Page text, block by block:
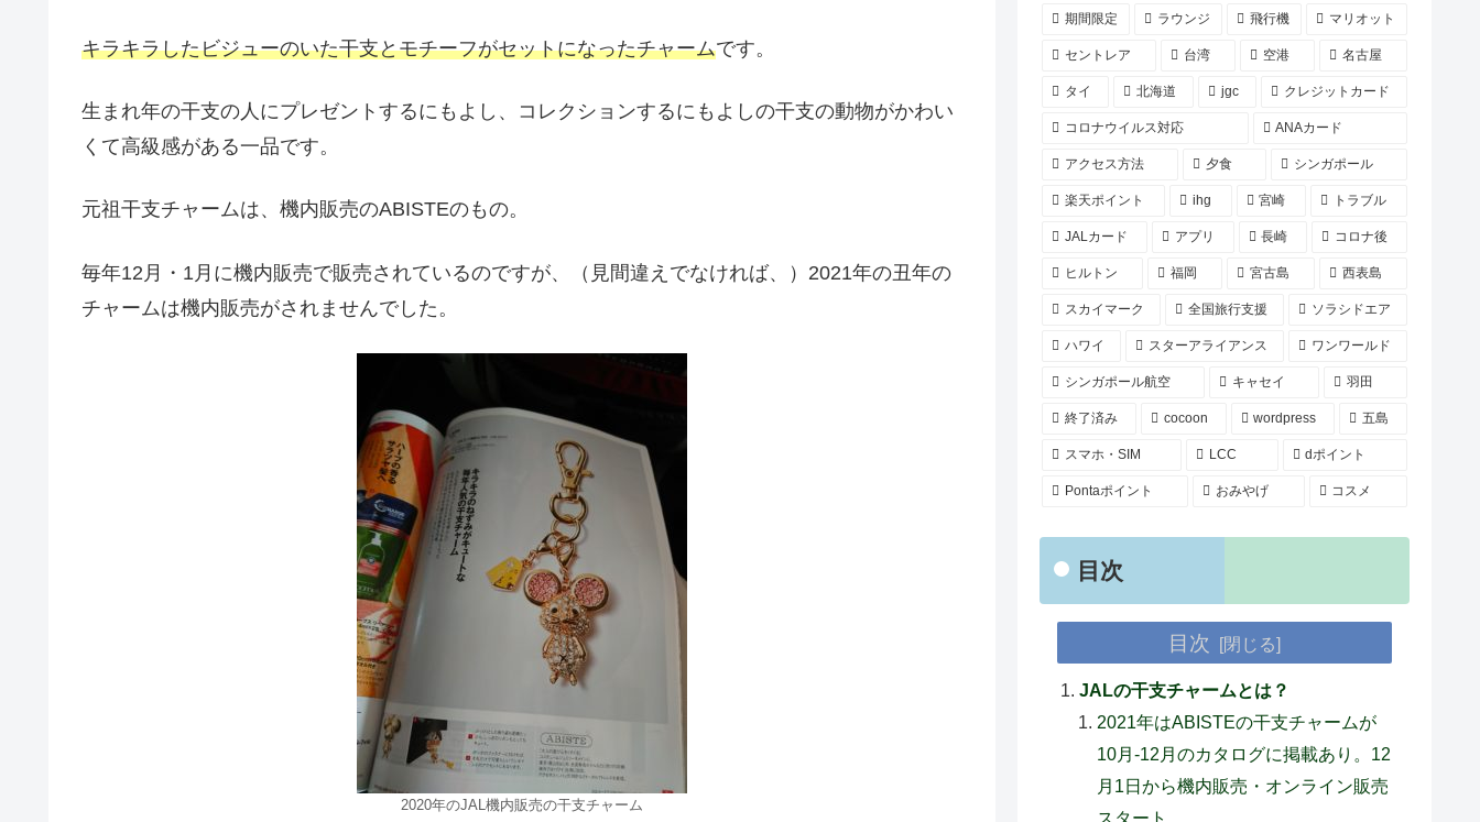
キラキラしたビジューのいた干支とモチーフがセットになったチャームです。
生まれ年の干支の人にプレゼントするにもよし、コレクションするにもよしの干支の動物がかわい
くて高級感がある一品です。
元祖干支チャームは、機内販売のABISTEのもの。
毎年12月・1月に機内販売で販売されているのですが、（見間違えでなければ、）2021年の丑年の
チャームは機内販売がされませんでした。
2020年のJAL機内販売の干支チャーム
期間限定 ラウンジ 飛行機 マリオット
セントレア 台湾 空港 名古屋
タイ 北海道 jgc クレジットカード
コロナウイルス対応 ANAカード
アクセス方法 夕食 シンガポール
楽天ポイント ihg 宮崎 トラブル
JALカード アプリ 長崎 コロナ後
ヒルトン 福岡 宮古島 西表島
スカイマーク 全国旅行支援 ソラシドエア
ハワイ スターアライアンス ワンワールド
シンガポール航空 キャセイ 羽田
終了済み cocoon wordpress 五島
スマホ・SIM LCC dポイント
Pontaポイント おみやげ コスメ
目次
目次
JALの干支チャームとは？
2021年はABISTEの干支チャームが
10月-12月のカタログに掲載あり。12
月1日から機内販売・オンライン販売
スタート